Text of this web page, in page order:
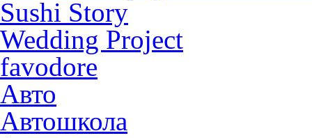
Sushi Story
Wedding Project
favodore
Авто
Автошкола